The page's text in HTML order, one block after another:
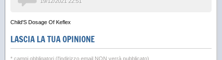
Child'S Dosage Of Keflex
LASCIA LA TUA OPINIONE
* campi obbligatori (l'indirizzo email NON verrà pubblicato)